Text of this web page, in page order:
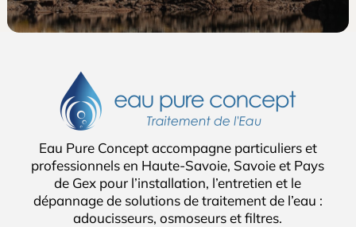
Eau Pure Concept accompagne particuliers et
professionnels en Haute-Savoie, Savoie et Pays
de Gex pour l’installation, l’entretien et le
dépannage de solutions de traitement de l’eau :
adoucisseurs, osmoseurs et filtres.